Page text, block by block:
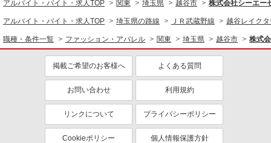
アルバイト・バイト・求人TOP 関東 埼玉県 越谷市 株式会社シーエー
アルバイト・バイト・求人TOP 埼玉県の路線 ＪＲ武蔵野線 越谷レイク
職種・条件一覧 ファッション・アパレル 関東 埼玉県 越谷市 株式
掲載ご希望のお客様へ よくある質問
お問い合わせ 利用規約
リンクについて プライバシーポリシー
Cookieポリシー 個人情報保護方針